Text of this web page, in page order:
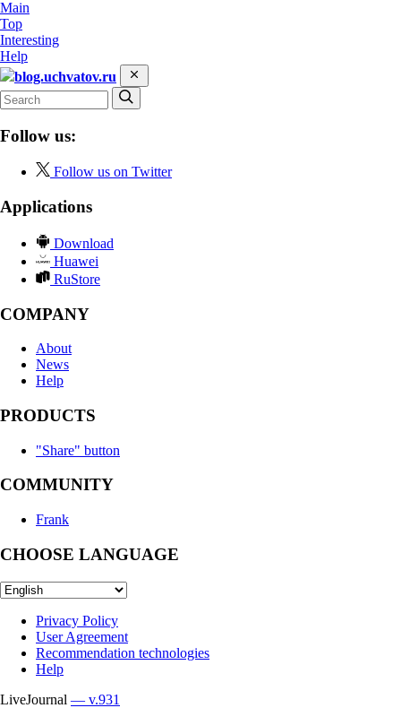
Main
Top
Interesting
Help
blog.uchvatov.ru
Follow us:
Follow us on Twitter
Applications
Download
Huawei
RuStore
COMPANY
About
News
Help
PRODUCTS
"Share" button
COMMUNITY
Frank
CHOOSE LANGUAGE
Privacy Policy
User Agreement
Recommendation technologies
Help
LiveJournal — v.931